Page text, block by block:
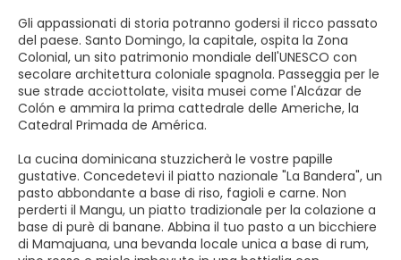
Gli appassionati di storia potranno godersi il ricco passato
del paese. Santo Domingo, la capitale, ospita la Zona
Colonial, un sito patrimonio mondiale dell'UNESCO con
secolare architettura coloniale spagnola. Passeggia per le
sue strade acciottolate, visita musei come l'Alcázar de
Colón e ammira la prima cattedrale delle Americhe, la
Catedral Primada de América.
La cucina dominicana stuzzicherà le vostre papille
gustative. Concedetevi il piatto nazionale "La Bandera", un
pasto abbondante a base di riso, fagioli e carne. Non
perderti il Mangu, un piatto tradizionale per la colazione a
base di purè di banane. Abbina il tuo pasto a un bicchiere
di Mamajuana, una bevanda locale unica a base di rum,